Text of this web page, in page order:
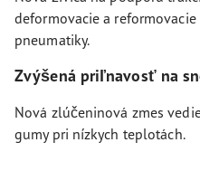
deformovacie a
pneumatiky.
Zvýšená priľnavosť na
Nová zlúčeninová zmes
gumy pri nízkych teplotách.